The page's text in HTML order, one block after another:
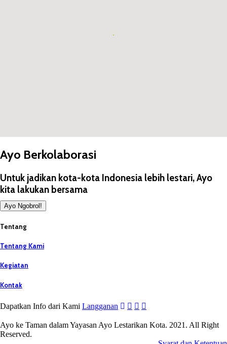
Ayo Berkolaborasi
Untuk jadikan kota-kota Indonesia lebih lestari, Ayo
kita lakukan bersama
Ayo Ngobrol!
Tentang
Tentang Kami
Kegiatan
Kontak
Dapatkan Info dari Kami Langganan
Ayo ke Taman dalam Yayasan Ayo Lestarikan Kota. 2021. All Right
Reserved.